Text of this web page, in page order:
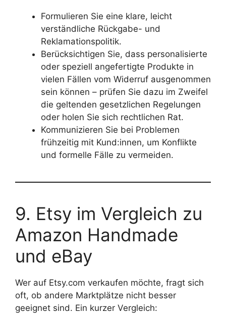
Formulieren Sie eine klare, leicht
verständliche Rückgabe- und
Reklamationspolitik.
Berücksichtigen Sie, dass personalisierte
oder speziell angefertigte Produkte in
vielen Fällen vom Widerruf ausgenommen
sein können – prüfen Sie dazu im Zweifel
die geltenden gesetzlichen Regelungen
oder holen Sie sich rechtlichen Rat.
Kommunizieren Sie bei Problemen
frühzeitig mit Kund:innen, um Konflikte
und formelle Fälle zu vermeiden.
9. Etsy im Vergleich zu
Amazon Handmade
und eBay
Wer auf Etsy.com verkaufen möchte, fragt sich
oft, ob andere Marktplätze nicht besser
geeignet sind. Ein kurzer Vergleich: